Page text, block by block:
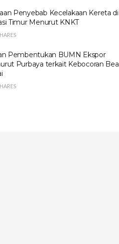
Penyebab Kecelakaan Kereta di
Timur Menurut KNKT
Pembentukan BUMN Ekspor
Purbaya terkait Kebocoran Bea